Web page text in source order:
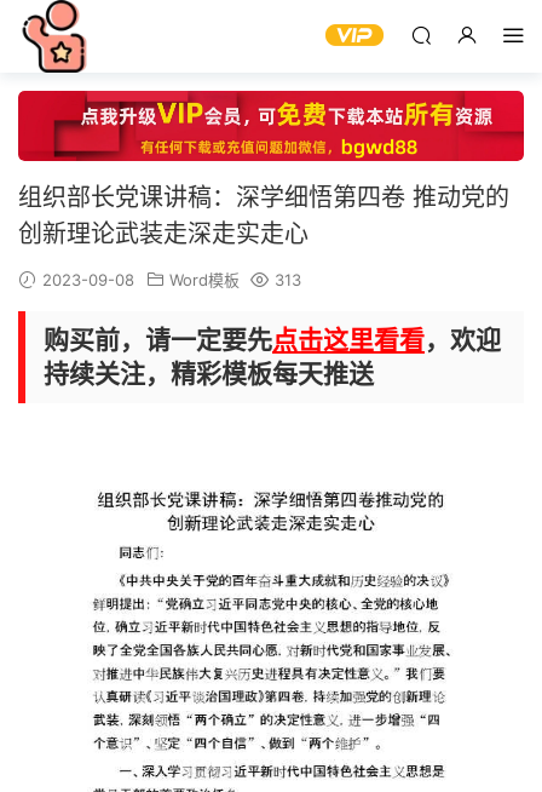
组织部长党课讲稿：深学细悟第四卷 推动党的
创新理论武装走深走实走心
2023-09-08 Word模板 313
购买前，请一定要先点击这里看看，欢迎
持续关注，精彩模板每天推送